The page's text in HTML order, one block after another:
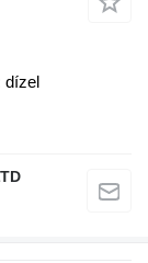
dízel